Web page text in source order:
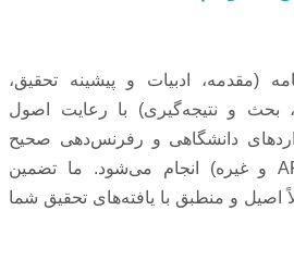
(مقدمه، ادبیات و پیشینه تحقیق،
بحث و نتیجه‌گیری) با رعایت اصول
دانشگاهی و رفرنس‌دهی صحیح
(APA، MLA، Chicago و غیره) انجام می‌شود. ما تضمین
اصیل و منطبق با یافته‌های تحقیق شما